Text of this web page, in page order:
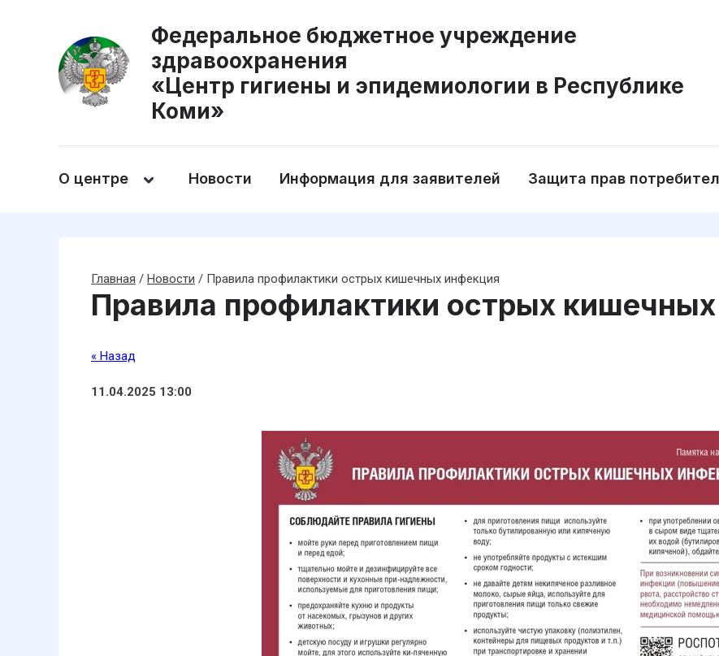
Федеральное бюджетное учреждение
здравоохранения
«Центр гигиены и эпидемиологии в Республике
Коми»
О центре Новости Информация для заявителей Защита прав
Главная / Новости / Правила профилактики острых кишечных инфекция
Правила профилактики острых
« Назад
11.04.2025 13:00